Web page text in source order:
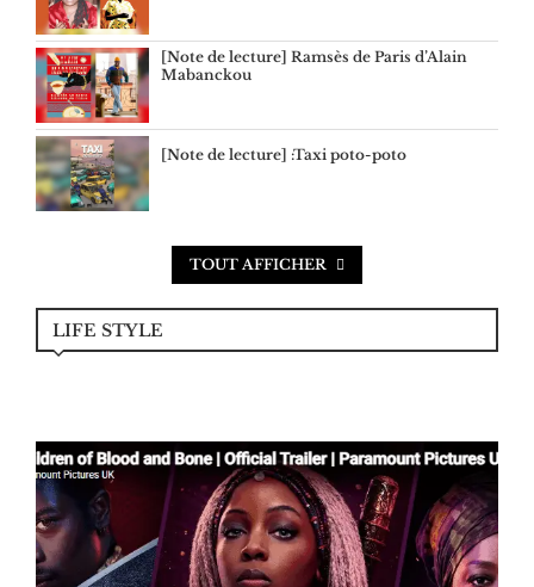
[Note de lecture] Ramsès de Paris d’Alain
Mabanckou
[Note de lecture] :Taxi poto-poto
TOUT AFFICHER
LIFE STYLE